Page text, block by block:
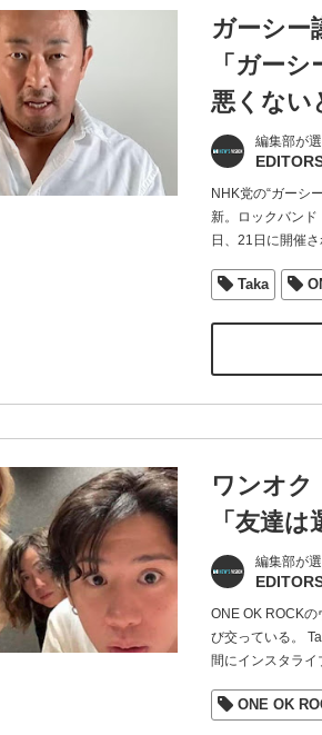
ガーシー
「ガー
悪くない
編集部が
NHK党の“ガーシ
新。ロックバン
日、21日に開催さ
Taka
ワンオク
「友達
編集部が
ONE OK ROCK
び交っている。
間にインスタライ
ONE OK